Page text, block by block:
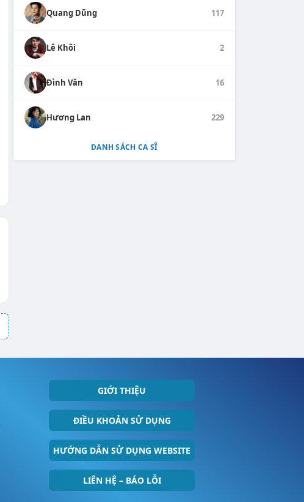
Quang Dũng 117
Lê Khôi 2
Đình Văn 16
Hương Lan 229
DANH SÁCH CA SĨ
GIỚI THIỆU
ĐIỀU KHOẢN SỬ DỤNG
HƯỚNG DẪN SỬ DỤNG WEBSITE
LIÊN HỆ – BÁO LỖI